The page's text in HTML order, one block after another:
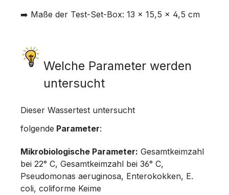
➡️ Maße der Test-Set-Box: 13 x 15,5 x 4,5 cm
Welche Parameter werden
untersucht
Dieser Wassertest untersucht
folgende Parameter:
Mikrobiologische Parameter: Gesamtkeimzahl
bei 22° C, Gesamtkeimzahl bei 36° C,
Pseudomonas aeruginosa, Enterokokken, E.
coli, coliforme Keime